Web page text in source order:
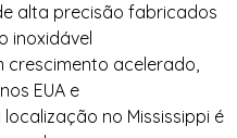
alta precisão fabricados
inoxidável
crescimento acelerado,
EUA e
no Mississippi é